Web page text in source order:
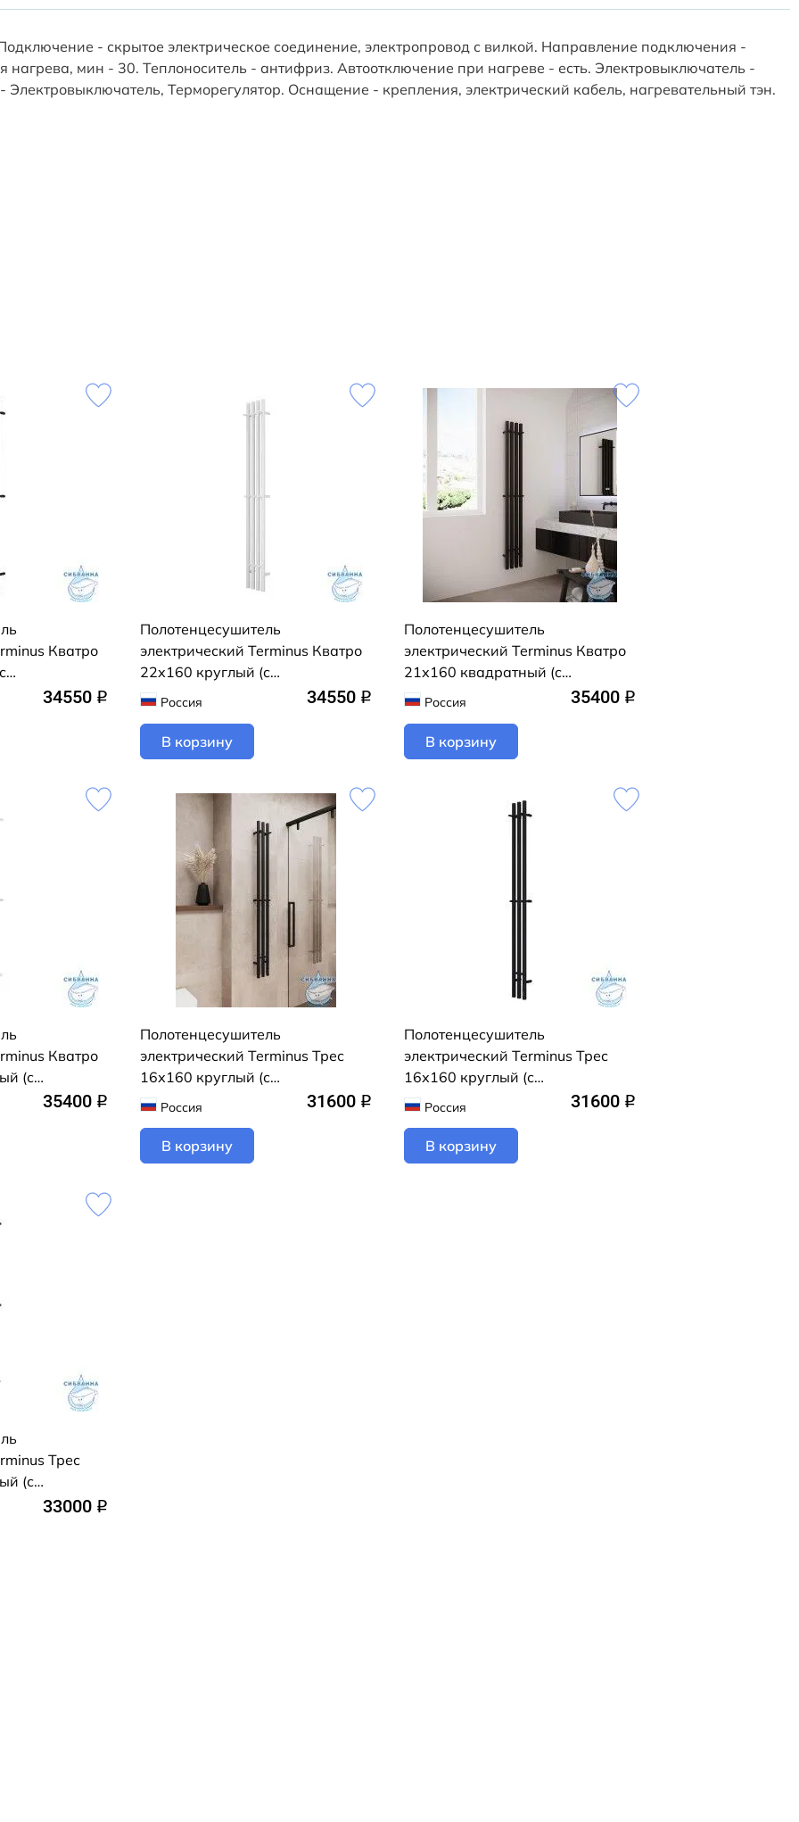
- скрытое электрическое соединение, электропровод с вилкой. Направление подключения -
мин - 30. Теплоноситель - антифриз. Автоотключение при нагреве - есть. Электровыключатель -
Терморегулятор. Оснащение - крепления, электрический кабель, нагревательный тэн.
Кватро
34550 q
Полотенцесушитель
электрический Terminus Кватро
22х160 круглый (с
возможностью скрытого
Россия 34550 q
В корзину
Полотенцесушитель
электрический Terminus Кватро
21х160 квадратный (с
возможностью скрытого
Россия 35400 q
В корзину
Кватро
(с
35400 q
Полотенцесушитель
электрический Terminus Трес
16х160 круглый (с
возможностью скрытого
Россия 31600 q
В корзину
Полотенцесушитель
электрический Terminus Трес
16х160 круглый (с
возможностью скрытого
Россия 31600 q
В корзину
Трес
(с
33000 q